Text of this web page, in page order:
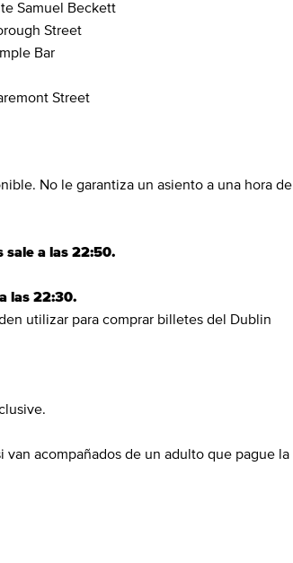
Samuel Beckett
Street
Bar
Street
No le garantiza un asiento a una hora de
sale a las 22:50.
las 22:30.
utilizar para comprar billetes del Dublin
van acompañados de un adulto que pague la